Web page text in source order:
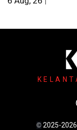
© 2025-